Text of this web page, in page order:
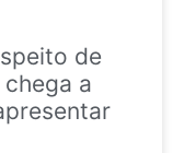
de
a